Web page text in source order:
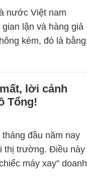
nước Việt nam
lận và hàng giả
kém, đó là bằng
lời cảnh
Tổng!
đầu năm nay
thị trường. Điều này
máy xay” doanh